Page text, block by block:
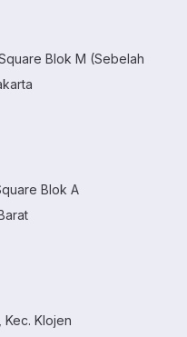
Blok M (Sebelah
Blok A
Kec. Klojen